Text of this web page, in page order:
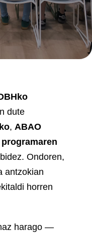
dute
, ABAO
Ondoren,
antzokian
horren
harago —